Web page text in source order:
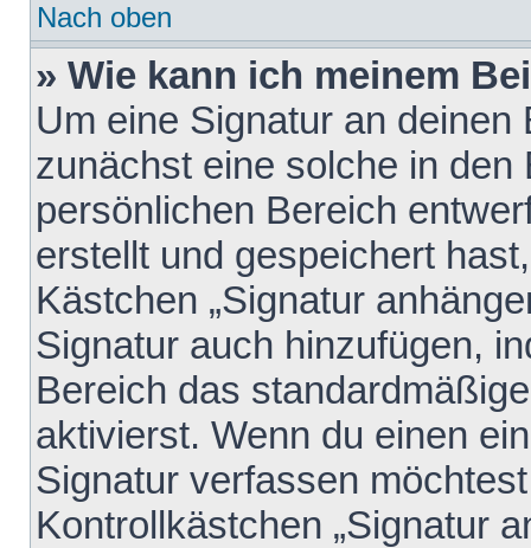
Nach oben
» Wie kann ich meinem
Um eine Signatur an
zunächst eine solche in den
persönlichen Bereich
erstellt und gespeichert
Kästchen „Signatur
Signatur auch hinzufügen,
Bereich das
aktivierst. Wenn du einen
Signatur verfassen
Kontrollkästchen „Signatur